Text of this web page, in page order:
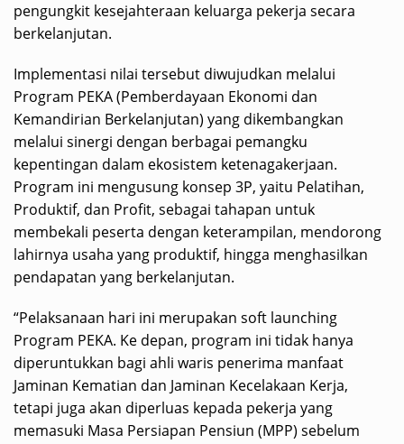
pengungkit kesejahteraan keluarga pekerja secara
berkelanjutan.
Implementasi nilai tersebut diwujudkan melalui
Program PEKA (Pemberdayaan Ekonomi dan
Kemandirian Berkelanjutan) yang dikembangkan
melalui sinergi dengan berbagai pemangku
kepentingan dalam ekosistem ketenagakerjaan.
Program ini mengusung konsep 3P, yaitu Pelatihan,
Produktif, dan Profit, sebagai tahapan untuk
membekali peserta dengan keterampilan, mendorong
lahirnya usaha yang produktif, hingga menghasilkan
pendapatan yang berkelanjutan.
“Pelaksanaan hari ini merupakan soft launching
Program PEKA. Ke depan, program ini tidak hanya
diperuntukkan bagi ahli waris penerima manfaat
Jaminan Kematian dan Jaminan Kecelakaan Kerja,
tetapi juga akan diperluas kepada pekerja yang
memasuki Masa Persiapan Pensiun (MPP) sebelum